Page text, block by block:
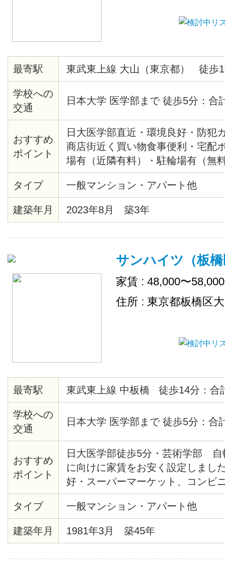
最寄駅 東武東上線 大山（東京都） 徒歩
学校への
交通
日本大学 医学部まで 徒歩5分：合
おすすめ
ポイント
日大医学部直近・環境良好・防犯
商店街近く買い物食事便利・宅配
場有（近隣有料）・駐輪場有（無
タイプ 一般マンション・アパート他
建築年月 2023年8月 築3年
サンハイツ（板
家賃 : 48,000〜
住所 : 東京都板橋区
最寄駅 東武東上線 中板橋 徒歩14分：合
学校への
交通
日本大学 医学部まで 徒歩5分：合
おすすめ
ポイント
日大医学部徒歩5分・芸術学部 自
に向けに家賃をお安く設定しまし
好・スーパーマーケット、コンビ
タイプ 一般マンション・アパート他
建築年月 1981年3月 築45年